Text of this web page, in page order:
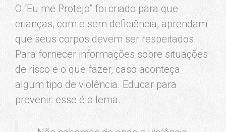
O “Eu me Protejo” foi criado para que
crianças, com e sem deficiência, aprendam
que seus corpos devem ser respeitados.
Para fornecer informações sobre situações
de risco e o que fazer, caso aconteça
algum tipo de violência. Educar para
prevenir: esse é o lema.